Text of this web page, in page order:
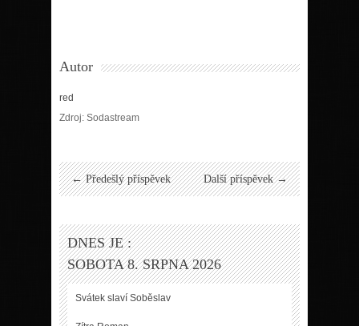
Autor
red
Zdroj: Sodastream
← Předešlý příspěvek Další příspěvek →
DNES JE :
SOBOTA 8. SRPNA 2026
Svátek slaví Soběslav